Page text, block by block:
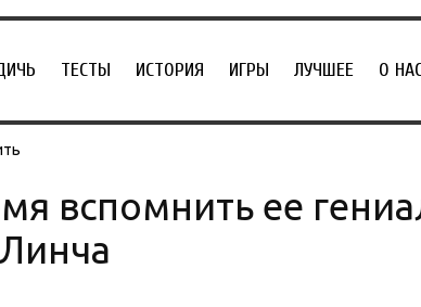
ТЕСТЫ ИСТОРИЯ ИГРЫ ЛУЧШЕЕ О
вспомнить ее